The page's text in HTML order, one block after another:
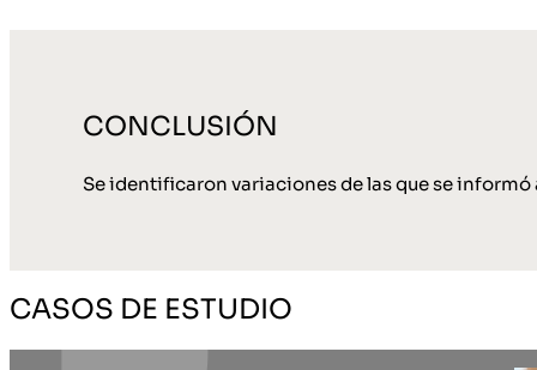
CONCLUSIÓN
Se identificaron variaciones de las que se
CASOS DE ESTUDIO